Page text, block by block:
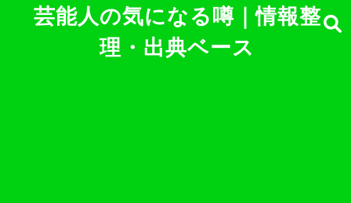
芸能人の気になる噂｜情報整
理・出典ベース